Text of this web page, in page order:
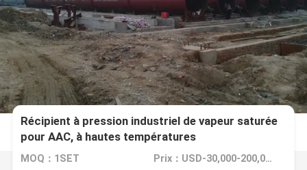
Récipient à pression industriel de vapeur saturée
pour AAC, à hautes températures
MOQ：1SET Prix：USD-30,000-200,000-Set